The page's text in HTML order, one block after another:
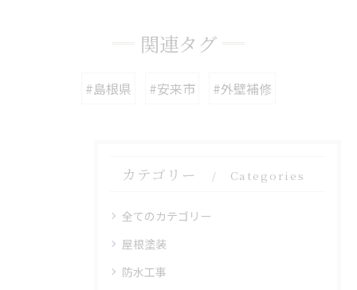
関連タグ
#島根県 #安来市 #外壁補修
カテゴリー Categories
全てのカテゴリー
屋根塗装
防水工事